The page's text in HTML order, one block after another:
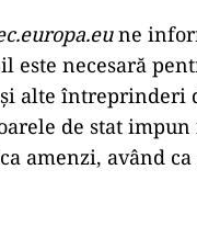
ne
este necesară
alte întreprinderi
de stat
amenzi, având